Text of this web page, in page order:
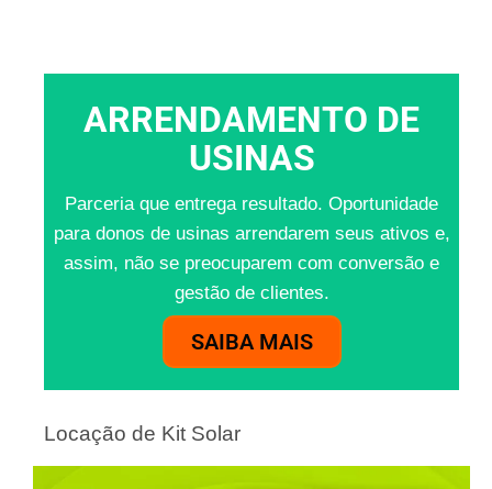
ARRENDAMENTO DE
USINAS
Parceria que entrega resultado. Oportunidade
para donos de usinas arrendarem seus ativos e,
assim, não se preocuparem com conversão e
gestão de clientes.
SAIBA MAIS
Locação de Kit Solar